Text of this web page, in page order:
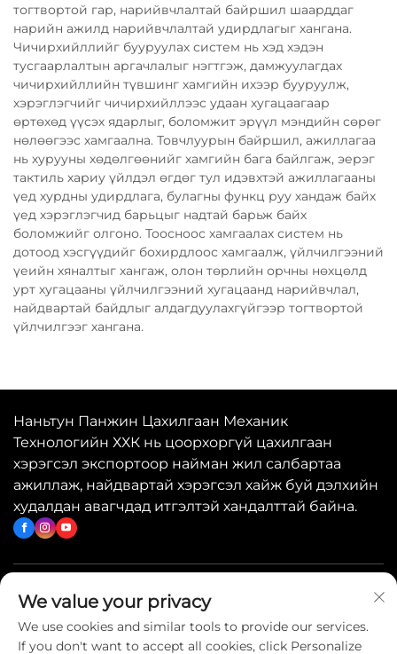
тогтвортой гар, нарийвчлалтай байршил шаарддаг
нарийн ажилд нарийвчлалтай удирдлагыг хангана.
Чичирхийллийг бууруулах систем нь хэд хэдэн
тусгаарлалтын аргачлалыг нэгтгэж, дамжуулагдах
чичирхийллийн түвшинг хамгийн ихээр бууруулж,
хэрэглэгчийг чичирхийллээс удаан хугацаагаар
өртөхөд үүсэх ядарлыг, боломжит эрүүл мэндийн сөрөг
нөлөөгээс хамгаална. Товчлуурын байршил, ажиллагаа
нь хурууны хөдөлгөөнийг хамгийн бага байлгаж, эерэг
тактиль хариу үйлдэл өгдөг тул идэвхтэй ажиллагааны
үед хурдны удирдлага, булагны функц руу хандаж байх
үед хэрэглэгчид барьцыг надтай барьж байх
боломжийг олгоно. Тоосноос хамгаалах систем нь
дотоод хэсгүүдийг бохирдлоос хамгаалж, үйлчилгээний
үеийн хяналтыг хангаж, олон төрлийн орчны нөхцөлд
урт хугацааны үйлчилгээний хугацаанд нарийвчлал,
найдвартай байдлыг алдагдуулахгүйгээр тогтвортой
үйлчилгээг хангана.
Наньтун Панжин Цахилгаан Механик
Технологийн ХХК нь цоорхоргүй цахилгаан
хэрэгсэл экспортоор найман жил салбартаа
ажиллаж, найдвартай хэрэгсэл хайж буй дэлхийн
худалдан авагчдад итгэлтэй хандалттай байна.
Хурдан холбоосууд
We value your privacy
We use cookies and similar tools to provide our services.
If you don't want to accept all cookies, click Personalize